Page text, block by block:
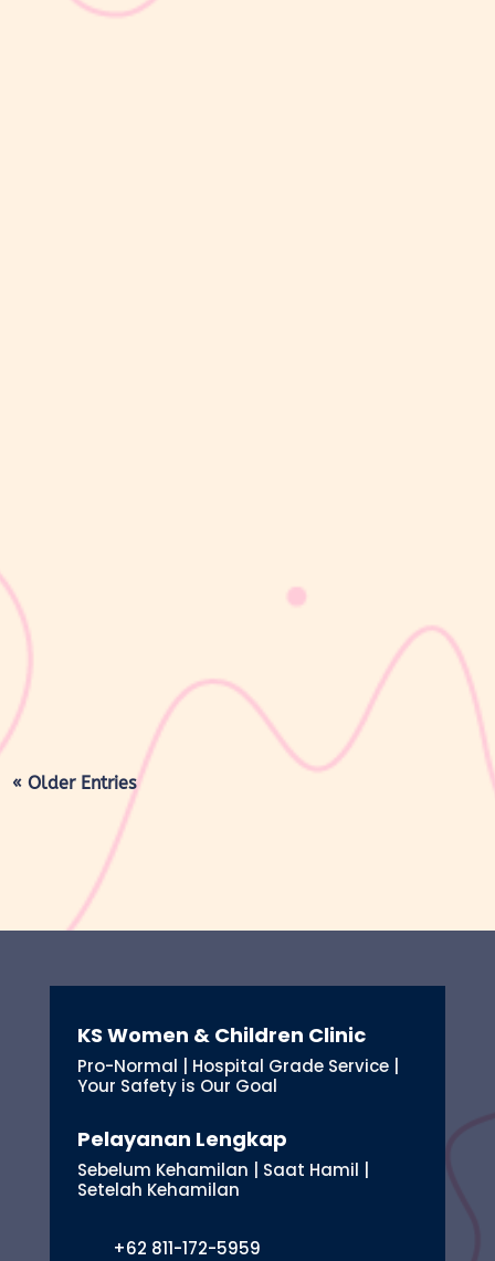
utama untuk menilai apakah tumbuh kembang si Kecil berjalan
yang dimulai sejak bayi lahir hingga organ reproduksi kembali
seperti sebelum hamil. Selama masa ini, tubuh Moms akan
mengalami berbagai perubahan, mulai dari rahim yang berangsur
« Older Entries
KS Women & Children Clinic
Pro-Normal | Hospital Grade Service |
Your Safety is Our Goal
Pelayanan Lengkap
Sebelum Kehamilan | Saat Hamil |
Setelah Kehamilan
+62 811-172-5959